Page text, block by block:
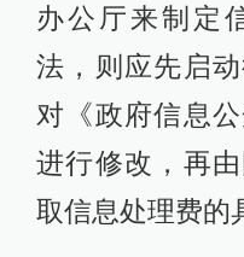
办公厅来制定
法，则应先启
对《政府信息
进行修改，再
取信息处理费的